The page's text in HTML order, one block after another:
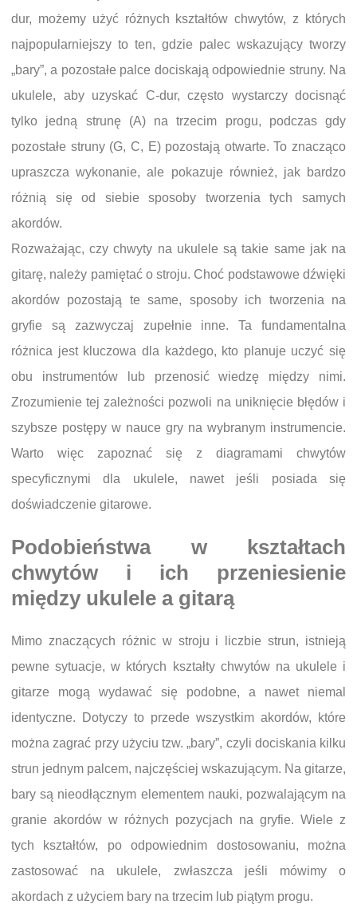
dur, możemy użyć różnych kształtów chwytów, z których
najpopularniejszy to ten, gdzie palec wskazujący tworzy
„bary”, a pozostałe palce dociskają odpowiednie struny. Na
ukulele, aby uzyskać C-dur, często wystarczy docisnąć
tylko jedną strunę (A) na trzecim progu, podczas gdy
pozostałe struny (G, C, E) pozostają otwarte. To znacząco
upraszcza wykonanie, ale pokazuje również, jak bardzo
różnią się od siebie sposoby tworzenia tych samych
akordów.
Rozważając, czy chwyty na ukulele są takie same jak na
gitarę, należy pamiętać o stroju. Choć podstawowe dźwięki
akordów pozostają te same, sposoby ich tworzenia na
gryfie są zazwyczaj zupełnie inne. Ta fundamentalna
różnica jest kluczowa dla każdego, kto planuje uczyć się
obu instrumentów lub przenosić wiedzę między nimi.
Zrozumienie tej zależności pozwoli na uniknięcie błędów i
szybsze postępy w nauce gry na wybranym instrumencie.
Warto więc zapoznać się z diagramami chwytów
specyficznymi dla ukulele, nawet jeśli posiada się
doświadczenie gitarowe.
Podobieństwa w kształtach
chwytów i ich przeniesienie
między ukulele a gitarą
Mimo znaczących różnic w stroju i liczbie strun, istnieją
pewne sytuacje, w których kształty chwytów na ukulele i
gitarze mogą wydawać się podobne, a nawet niemal
identyczne. Dotyczy to przede wszystkim akordów, które
można zagrać przy użyciu tzw. „bary”, czyli dociskania kilku
strun jednym palcem, najczęściej wskazującym. Na gitarze,
bary są nieodłącznym elementem nauki, pozwalającym na
granie akordów w różnych pozycjach na gryfie. Wiele z
tych kształtów, po odpowiednim dostosowaniu, można
zastosować na ukulele, zwłaszcza jeśli mówimy o
akordach z użyciem bary na trzecim lub piątym progu.